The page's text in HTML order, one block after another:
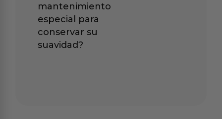
mantenimiento
especial para
conservar su
suavidad?